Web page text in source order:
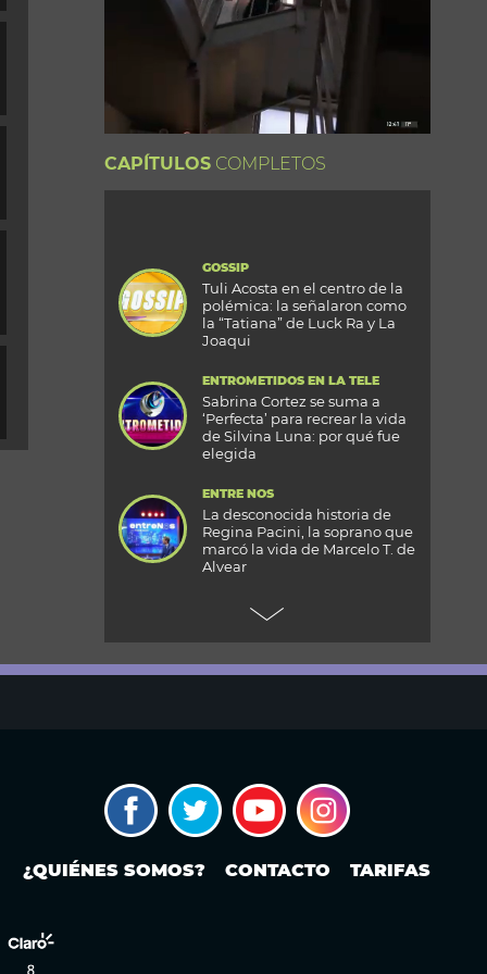
CAPÍTULOS COMPLETOS
GOSSIP
Tuli Acosta en el centro de la
polémica: la señalaron como
la “Tatiana” de Luck Ra y La
Joaqui
ENTROMETIDOS EN LA TELE
Sabrina Cortez se suma a
‘Perfecta’ para recrear la vida
de Silvina Luna: por qué fue
elegida
ENTRE NOS
La desconocida historia de
Regina Pacini, la soprano que
marcó la vida de Marcelo T. de
Alvear
+CARAS
todos los detalles de la mega
fiesta en el Palacio
Reconquista
Ushuaia
MODO FONTEVECCHIA
detrás de una discusión que
¿QUIÉNES SOMOS? CONTACTO TARIFAS